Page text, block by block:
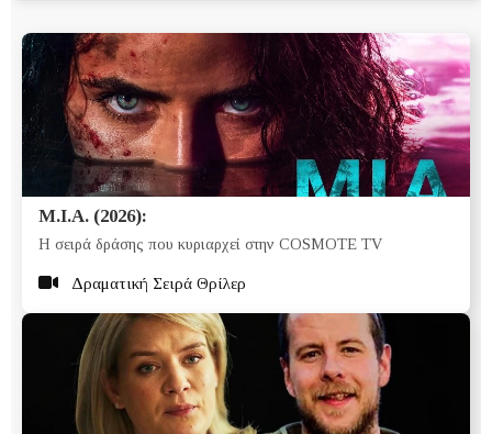
M.I.A. (2026):
Η σειρά δράσης που κυριαρχεί στην COSMOTE TV
Δραματική Σειρά Θρίλερ